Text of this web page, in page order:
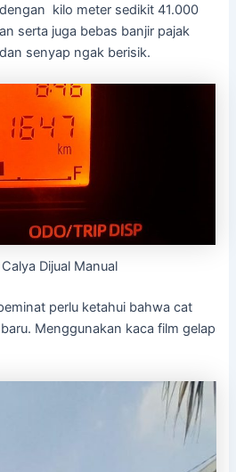
kilo meter sedikit 41.000
serta juga bebas banjir pajak
senyap ngak berisik.
Dijual Manual
perlu ketahui bahwa cat
Menggunakan kaca film gelap